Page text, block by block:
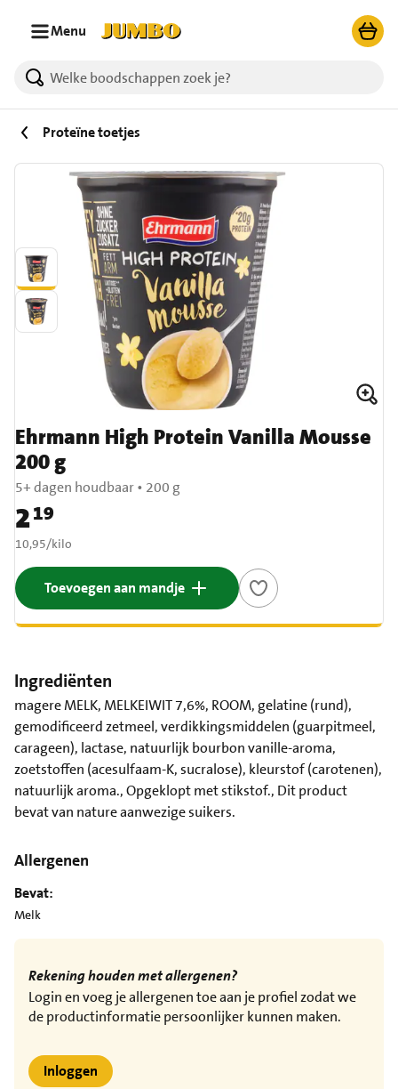
Menu
Proteïne toetjes
Ehrmann High Protein Vanilla Mousse
200 g
5+ dagen houdbaar• 200 g
Prijs: € 2,19
219
€ 10,95 per kilo
10,95/kilo
Toevoegen aan mandje
Ingrediënten
magere MELK, MELKEIWIT 7,6%, ROOM, gelatine (rund),
gemodificeerd zetmeel, verdikkingsmiddelen (guarpitmeel,
carageen), lactase, natuurlijk bourbon vanille-aroma,
zoetstoffen (acesulfaam-K, sucralose), kleurstof (carotenen),
natuurlijk aroma., Opgeklopt met stikstof., Dit product
bevat van nature aanwezige suikers.
Allergenen
Bevat:
Melk
Rekening houden met allergenen?
Login en voeg je allergenen toe aan je profiel zodat we
de productinformatie persoonlijker kunnen maken.
Inloggen